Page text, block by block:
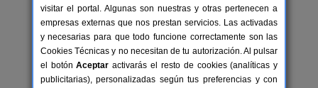
2-30+10 pers.
desde 30 €
Apartamentos Rurales Casa
Manadero
Robledillo de Gata (Cáceres)
visitar el portal. Algunas son nuestras y otras pertenecen a
empresas externas que nos prestan servicios. Las activadas
y necesarias para que todo funcione correctamente son las
Cookies Técnicas y no necesitan de tu autorización. Al pulsar
el botónAceptar activarás el resto de cookies (analíticas y
publicitarias), personalizadas según tus preferencias y con